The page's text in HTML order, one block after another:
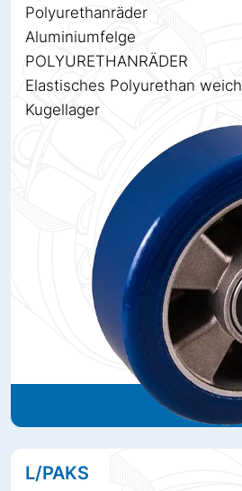
Polyurethanräder
Aluminiumfelge
POLYURETHANRÄDER
Elastisches Polyurethan weich
Kugellager
L/PAKS